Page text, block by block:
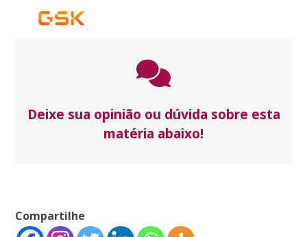
Deixe sua opinião ou dúvida sobre esta
matéria abaixo!
Compartilhe